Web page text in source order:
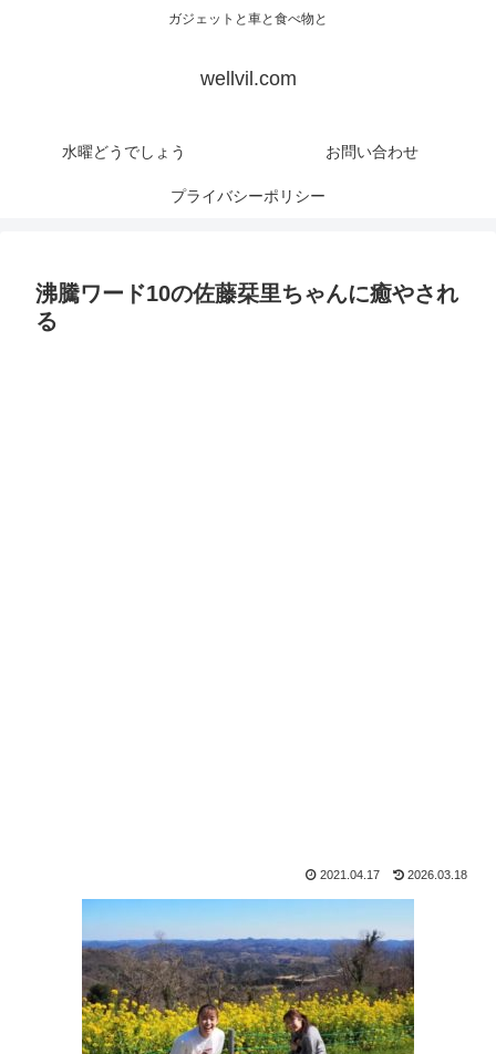
ガジェットと車と食べ物と
wellvil.com
水曜どうでしょう お問い合わせ
プライバシーポリシー
沸騰ワード10の佐藤栞里ちゃんに癒やされ
る
2021.04.17 2026.03.18